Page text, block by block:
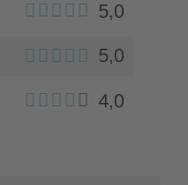
5,0
5,0
4,0